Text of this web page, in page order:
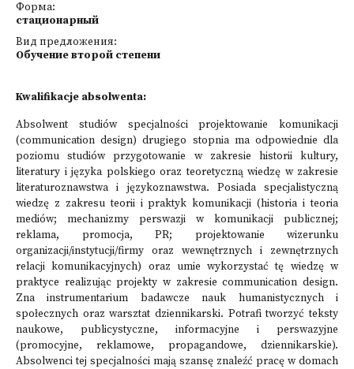
Форма:
стационарный
Вид предложения:
Обучение второй степени
Kwalifikacje absolwenta:
Absolwent studiów specjalności projektowanie komunikacji
(communication design) drugiego stopnia ma odpowiednie dla
poziomu studiów przygotowanie w zakresie historii kultury,
literatury i języka polskiego oraz teoretyczną wiedzę w zakresie
literaturoznawstwa i językoznawstwa. Posiada specjalistyczną
wiedzę z zakresu teorii i praktyk komunikacji (historia i teoria
mediów; mechanizmy perswazji w komunikacji publicznej;
reklama, promocja, PR; projektowanie wizerunku
organizacji/instytucji/firmy oraz wewnętrznych i zewnętrznych
relacji komunikacyjnych) oraz umie wykorzystać tę wiedzę w
praktyce realizując projekty w zakresie communication design.
Zna instrumentarium badawcze nauk humanistycznych i
społecznych oraz warsztat dziennikarski. Potrafi tworzyć teksty
naukowe, publicystyczne, informacyjne i perswazyjne
(promocyjne, reklamowe, propagandowe, dziennikarskie).
Absolwenci tej specjalności mają szansę znaleźć pracę w domach